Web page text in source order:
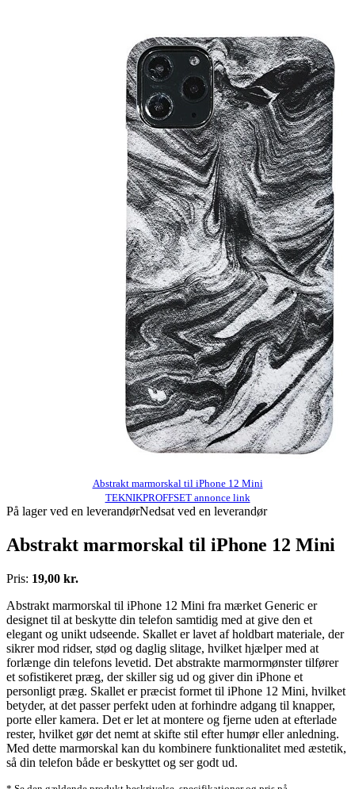
Abstrakt marmorskal til iPhone 12 Mini
TEKNIKPROFFSET annonce link
På lager ved en leverandørNedsat ved en leverandør
Abstrakt marmorskal til iPhone 12 Mini
Pris: 19,00 kr.
Abstrakt marmorskal til iPhone 12 Mini fra mærket Generic er
designet til at beskytte din telefon samtidig med at give den et
elegant og unikt udseende. Skallet er lavet af holdbart materiale, der
sikrer mod ridser, stød og daglig slitage, hvilket hjælper med at
forlænge din telefons levetid. Det abstrakte marmormønster tilfører
et sofistikeret præg, der skiller sig ud og giver din iPhone et
personligt præg. Skallet er præcist formet til iPhone 12 Mini, hvilket
betyder, at det passer perfekt uden at forhindre adgang til knapper,
porte eller kamera. Det er let at montere og fjerne uden at efterlade
rester, hvilket gør det nemt at skifte stil efter humør eller anledning.
Med dette marmorskal kan du kombinere funktionalitet med æstetik,
så din telefon både er beskyttet og ser godt ud.